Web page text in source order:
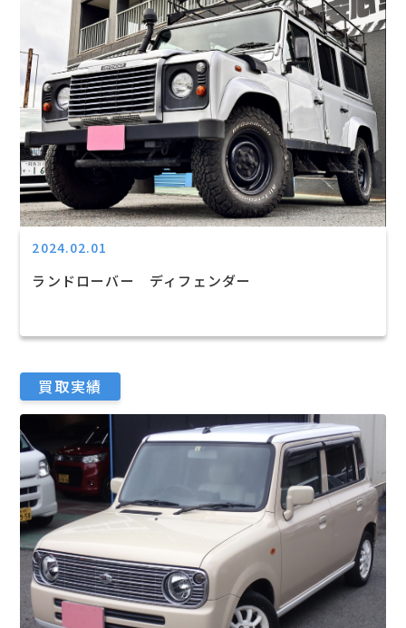
2024.02.01
ランドローバー ディフェンダー
買取実績